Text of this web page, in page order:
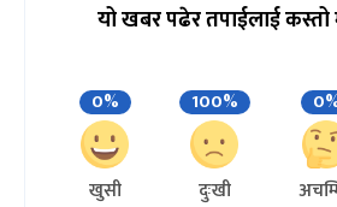
यो खबर पढेर तपाईलाई
0%
खुसी
100%
दुःखी